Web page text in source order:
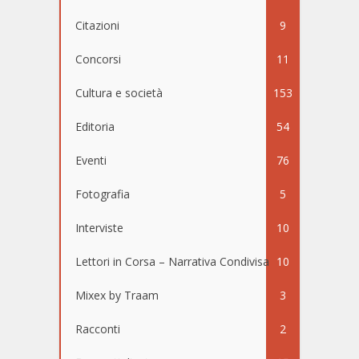
Citazioni 9
Concorsi 11
Cultura e società 153
Editoria 54
Eventi 76
Fotografia 5
Interviste 10
Lettori in Corsa – Narrativa Condivisa 10
Mixex by Traam 3
Racconti 2